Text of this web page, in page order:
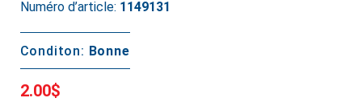
Numéro d’article: 1149131
Conditon: Bonne
2.00$